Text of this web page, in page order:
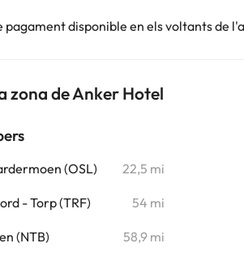
pagament disponible en els voltants de
zona de Anker Hotel
(OSL) 22,5 mi
- Torp (TRF) 54 mi
(NTB) 58,9 mi